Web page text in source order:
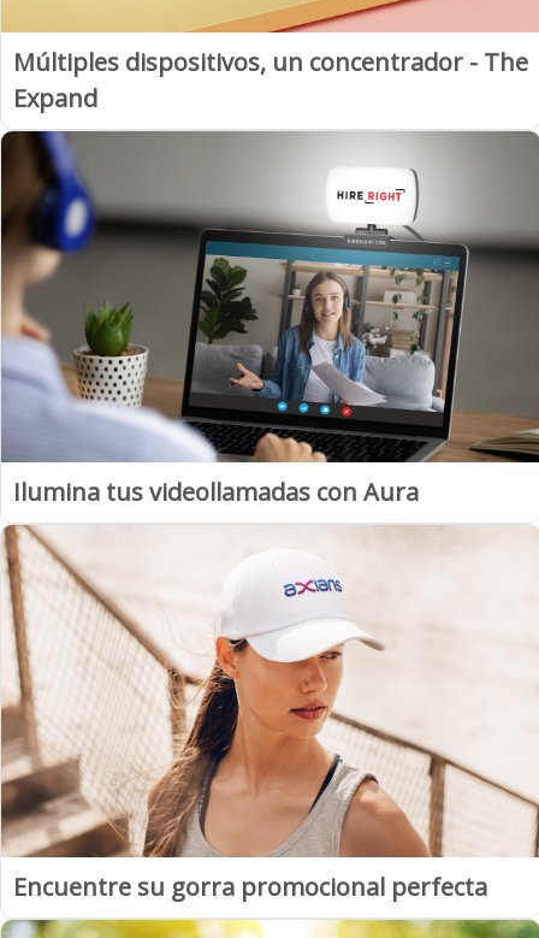
Múltiples dispositivos, un concentrador - The
Expand
Ilumina tus videollamadas con Aura
Encuentre su gorra promocional perfecta